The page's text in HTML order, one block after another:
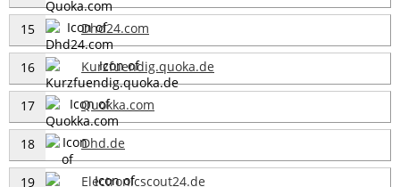
15 Dhd24.com
16 Kurzfuendig.quoka.de
17 Quokka.com
18 Dhd.de
19 Electronicscout24.de